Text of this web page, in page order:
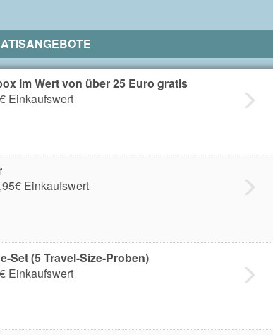
im Wert von über 25 Euro gratis
Einkaufswert
Einkaufswert
Set (5 Travel-Size-Proben)
Einkaufswert